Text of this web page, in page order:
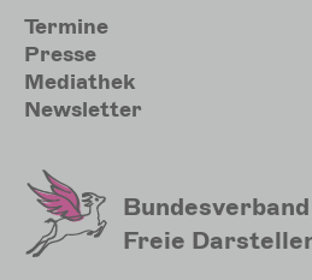
Sekundärmenu
Termine
Presse
Mediathek
Newsletter
Bundesverband
Freie